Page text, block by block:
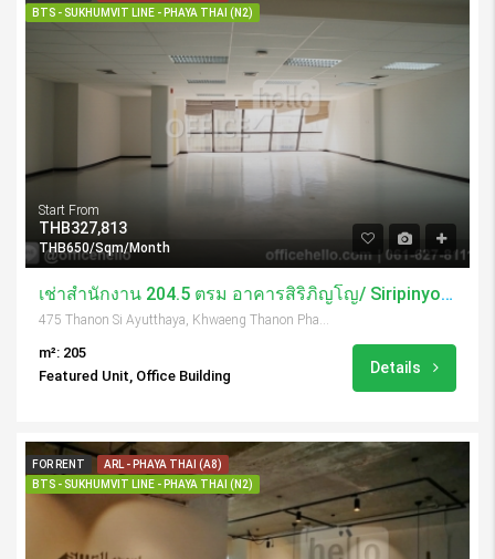
BTS - SUKHUMVIT LINE - PHAYA THAI (N2)
Start From
THB327,813
THB650/Sqm/Month
เช่าสำนักงาน 204.5 ตรม อาคารสิริภิญโญ/ Siripinyo Building
475 Thanon Si Ayutthaya, Khwaeng Thanon Phaya Thai, Khet Ratchathewi, Krung Thep Maha Nakhon 10400, Thailand
m²: 205
Featured Unit, Office Building
Details
FOR RENT
ARL - PHAYA THAI (A8)
BTS - SUKHUMVIT LINE - PHAYA THAI (N2)